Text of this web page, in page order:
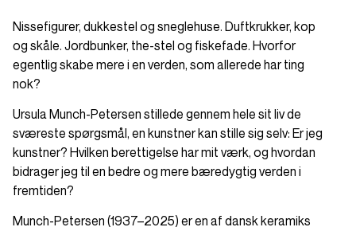
Nissefigurer, dukkestel og sneglehuse. Duftkrukker, kop
og skåle. Jordbunker, the-stel og fiskefade. Hvorfor
egentlig skabe mere i en verden, som allerede har ting
nok?
Ursula Munch-Petersen stillede gennem hele sit liv de
sværeste spørgsmål, en kunstner kan stille sig selv: Er jeg
kunstner? Hvilken berettigelse har mit værk, og hvordan
bidrager jeg til en bedre og mere bæredygtig verden i
fremtiden?
Munch-Petersen (1937–2025) er en af dansk keramiks